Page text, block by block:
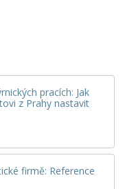
pracích: Jak
z Prahy nastavit
firmě: Reference